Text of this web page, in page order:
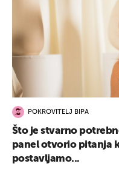
POKROVITELJ BIPA
Što je stvarno
panel otvorio pitanja
postavljamo...